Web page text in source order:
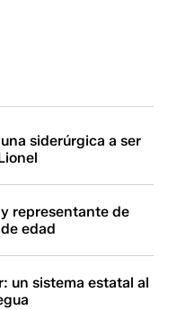
siderúrgica a ser
representante de
edad
un sistema estatal al